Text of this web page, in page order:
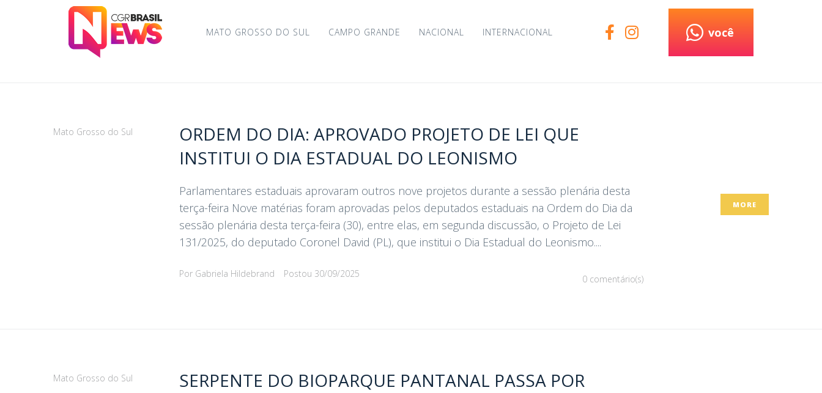
MATO GROSSO DO SUL CAMPO GRANDE NACIONAL INTERNACIONAL você
Mato Grosso do Sul
ORDEM DO DIA: APROVADO PROJETO DE LEI QUE
INSTITUI O DIA ESTADUAL DO LEONISMO
Parlamentares estaduais aprovaram outros nove projetos durante a sessão plenária desta
terça-feira Nove matérias foram aprovadas pelos deputados estaduais na Ordem do Dia da
sessão plenária desta terça-feira (30), entre elas, em segunda discussão, o Projeto de Lei
131/2025, do deputado Coronel David (PL), que institui o Dia Estadual do Leonismo....
Por Gabriela Hildebrand Postou 30/09/2025 0 comentário(s)
MORE
Mato Grosso do Sul
SERPENTE DO BIOPARQUE PANTANAL PASSA POR